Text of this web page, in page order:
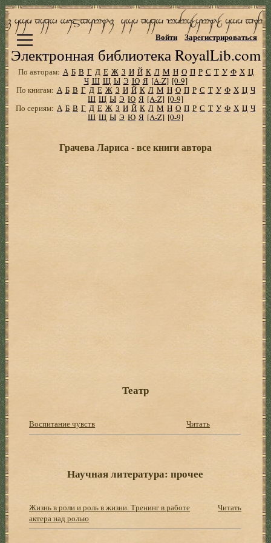
Электронная библиотека RoyalLib.com
Войти Зарегистрироваться
По авторам: А Б В Г Д Е Ж З И Й К Л М Н О П Р С Т У Ф Х Ц
Ч Ш Щ Ы Э Ю Я [A-Z] [0-9]
По книгам: А Б В Г Д Е Ж З И Й К Л М Н О П Р С Т У Ф Х Ц Ч
Ш Щ Ы Э Ю Я [A-Z] [0-9]
По сериям: А Б В Г Д Е Ж З И Й К Л М Н О П Р С Т У Ф Х Ц Ч
Ш Щ Ы Э Ю Я [A-Z] [0-9]
Грачева Лариса - все книги автора
Театр
Воспитание чувств Читать
Научная литература: прочее
Жизнь в роли и роль в жизни. Тренинг в работе
актера над ролью
Читать